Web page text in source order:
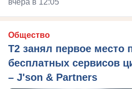
Общество
Т2 занял первое место
бесплатных сервисов
– J'son & Partners